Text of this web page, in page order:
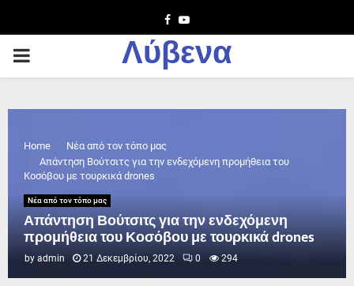
Facebook
Youtube
PRIMARY
Λύβενα
Home
Νέα από τον τόπο μας
Απάντηση Βούτσιτς για την ενδεχόμενη προμήθεια του
Κοσόβου με τουρκικά drones
Νέα από τον τόπο μας
Απάντηση Βούτσιτς για την ενδεχόμενη
προμήθεια του Κοσόβου με τουρκικά drones
by admin 21 Δεκεμβρίου, 2022 0 294